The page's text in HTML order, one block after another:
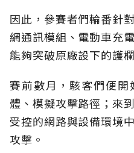
因此，參賽者們輪番針
網通訊模組、電動車充
能夠突破原廠設下的護
賽前數月，駭客們便
體、模擬攻擊路徑；來
受控的網路與設備環境
攻擊。